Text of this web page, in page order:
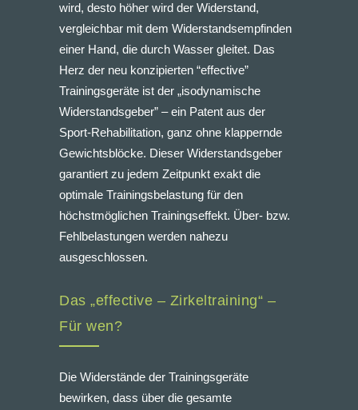
wird, desto höher wird der Widerstand,
vergleichbar mit dem Widerstandsempfinden
einer Hand, die durch Wasser gleitet. Das
Herz der neu konzipierten “effective”
Trainingsgeräte ist der „isodynamische
Widerstandsgeber” – ein Patent aus der
Sport-Rehabilitation, ganz ohne klappernde
Gewichtsblöcke. Dieser Widerstandsgeber
garantiert zu jedem Zeitpunkt exakt die
optimale Trainingsbelastung für den
höchstmöglichen Trainingseffekt. Über- bzw.
Fehlbelastungen werden nahezu
ausgeschlossen.
Das „effective – Zirkeltraining“ –
Für wen?
Die Widerstände der Trainingsgeräte
bewirken, dass über die gesamte